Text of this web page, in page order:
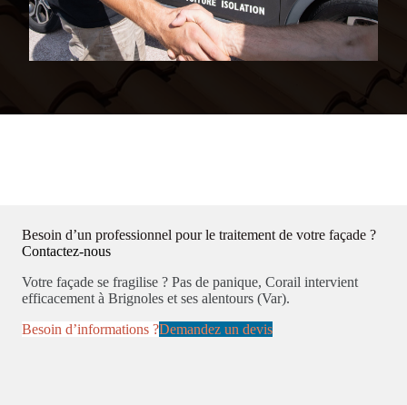
Besoin d’un professionnel pour le traitement de votre façade ?
Contactez-nous
Votre façade se fragilise ? Pas de panique, Corail intervient
efficacement à Brignoles et ses alentours (Var).
Besoin d’informations ?Demandez un devis